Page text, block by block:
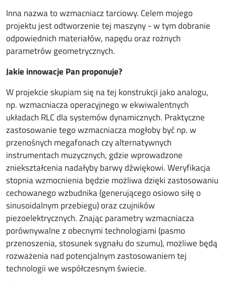
Inna nazwa to wzmacniacz tarciowy. Celem mojego
projektu jest odtworzenie tej maszyny - w tym dobranie
odpowiednich materiałów, napędu oraz rożnych
parametrów geometrycznych.
Jakie innowacje Pan proponuje?
W projekcie skupiam się na tej konstrukcji jako analogu,
np. wzmacniacza operacyjnego w ekwiwalentnych
układach RLC dla systemów dynamicznych. Praktyczne
zastosowanie tego wzmacniacza mogłoby być np. w
przenośnych megafonach czy alternatywnych
instrumentach muzycznych, gdzie wprowadzone
zniekształcenia nadałyby barwy dźwiękowi. Weryfikacja
stopnia wzmocnienia będzie możliwa dzięki zastosowaniu
cechowanego wzbudnika (generującego osiowo siłę o
sinusoidalnym przebiegu) oraz czujników
piezoelektrycznych. Znając parametry wzmacniacza
porównywalne z obecnymi technologiami (pasmo
przenoszenia, stosunek sygnału do szumu), możliwe będą
rozważenia nad potencjalnym zastosowaniem tej
technologii we współczesnym świecie.